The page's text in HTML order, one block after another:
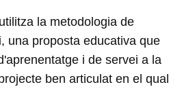
la metodologia de
una proposta educativa que
i de servei a la
ben articulat en el qual